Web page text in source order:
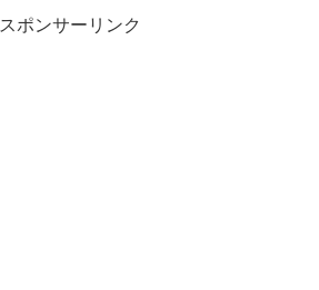
スポンサーリンク